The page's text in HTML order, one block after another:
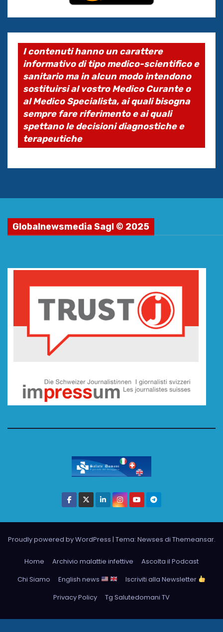
I contenuti hanno un carattere
informativo di tipo medico-scientifico e
sanitario ma in alcun modo intendono
sostituirsi al vostro Medico Curante o
al Medico Specialista, ai quali bisogna
sempre fare riferimento e ai quali
spettano le decisioni diagnostiche e
terapeutiche
Globalnewsmedia Sagl © 2025
Proudly powered by WordPress | Tema: Newses di Themeansar.
Home Archivio malattie infettive
Ascolta il Podcast
Chi Siamo
English news
Iscriviti alla Newsletter
Privacy Policy
Tg Salutedomani TV